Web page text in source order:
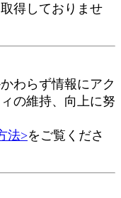
得しておりませ
わらず情報にアク
の維持、向上に努
法>をご覧くださ